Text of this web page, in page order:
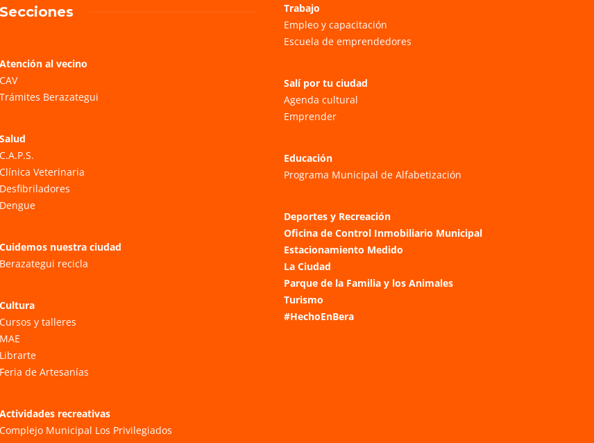
Secciones
Atención al vecino
CAV
Trámites Berazategui
Salud
C.A.P.S.
Clínica Veterinaria
Desfibriladores
Dengue
Cuidemos nuestra ciudad
Berazategui recicla
Cultura
Cursos y talleres
MAE
Librarte
Feria de Artesanías
Actividades recreativas
Complejo Municipal Los Privilegiados
Trabajo
Empleo y capacitación
Escuela de emprendedores
Salí por tu ciudad
Agenda cultural
Emprender
Educación
Programa Municipal de Alfabetización
Deportes y Recreación
Oficina de Control Inmobiliario Municipal
Estacionamiento Medido
La Ciudad
Parque de la Familia y los Animales
Turismo
#HechoEnBera